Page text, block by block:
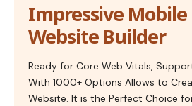
Impressive Mobile
Website Builder
Ready for Core Web Vitals,
With 1000+ Options Allows to
Website. It is the Perfect Choice